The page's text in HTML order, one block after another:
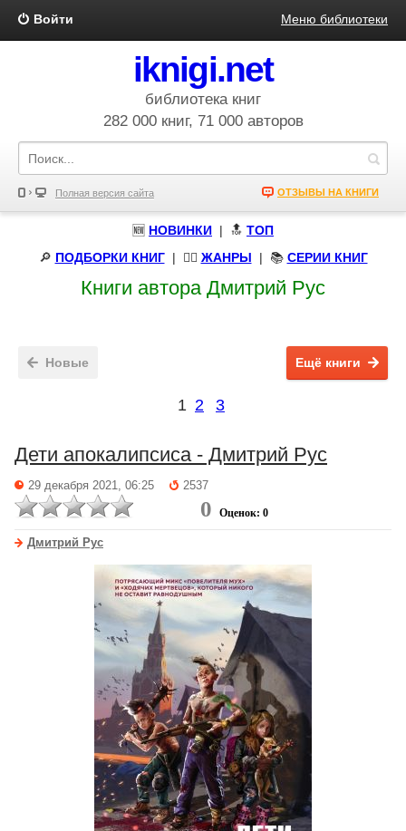
Войти Меню библиотеки
iknigi.net
библиотека книг
282 000 книг, 71 000 авторов
Полная версия сайта ОТЗЫВЫ НА КНИГИ
🆕 НОВИНКИ | 🔝 ТОП
🔎 ПОДБОРКИ КНИГ| 🧝‍♀️ ЖАНРЫ | 📚 СЕРИИ КНИГ
Книги автора Дмитрий Рус
Новые Ещё книги
1 2 3
Дети апокалипсиса - Дмитрий Рус
29 декабря 2021, 06:25 2537
0 Оценок: 0
Дмитрий Рус